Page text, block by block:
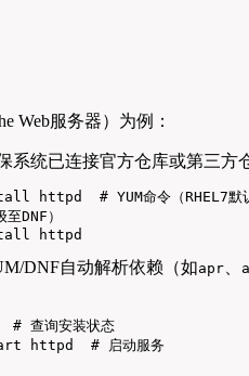
Web服务器）为例：
系统已连接官方仓库或第三方
httpd  # YUM命令（RHEL7默认
DNF）
httpd
DNF自动解析依赖（如apr
查询安装状态
httpd  # 启动服务